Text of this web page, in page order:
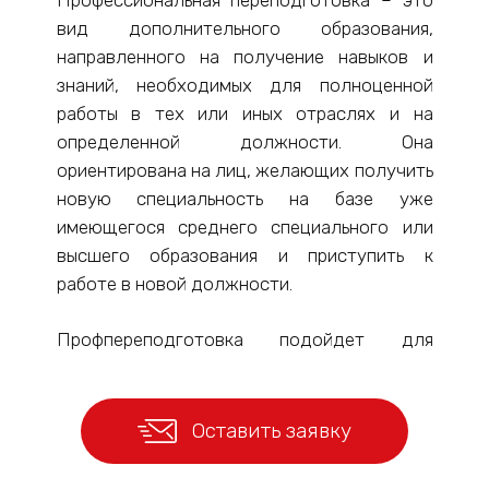
вид дополнительного образования,
направленного на получение навыков и
знаний, необходимых для полноценной
работы в тех или иных отраслях и на
определенной должности. Она
ориентирована на лиц, желающих получить
новую специальность на базе уже
имеющегося среднего специального или
высшего образования и приступить к
работе в новой должности.
Профпереподготовка подойдет для
деятельности или освоить смежную
специальность. Исходя из целей можно
выбрать подходящую программу
Оставить заявку